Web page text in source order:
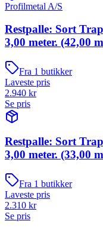
Profilmetal A/S
Restpalle: Sort
3,00 meter. (42,00
Fra 1 butikker
Laveste pris
2.940 kr
Se pris
Restpalle: Sort
3,00 meter. (33,00
Fra 1 butikker
Laveste pris
2.310 kr
Se pris